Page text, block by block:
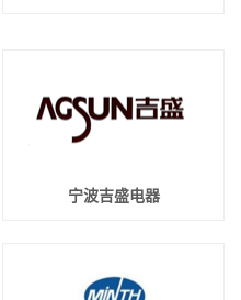
宁波吉盛电器